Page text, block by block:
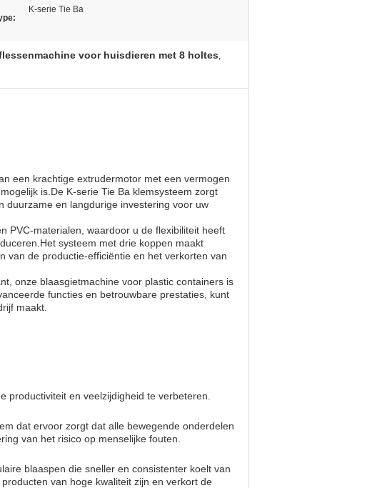
K-serie Tie Ba
voor huisdieren met 8 holtes,
een krachtige extrudermotor met een vermogen
is.De K-serie Tie Ba klemsysteem zorgt
duurzame en langdurige investering voor uw
PVC-materialen, waardoor u de flexibiliteit heeft
systeem met drie koppen maakt
van de productie-efficiëntie en het verkorten van
onze blaasgietmachine voor plastic containers is
functies en betrouwbare prestaties, kunt
maakt.
productiviteit en veelzijdigheid te verbeteren.
dat ervoor zorgt dat alle bewegende onderdelen
van het risico op menselijke fouten.
blaaspen die sneller en consistenter koelt van
van hoge kwaliteit zijn en verkort de